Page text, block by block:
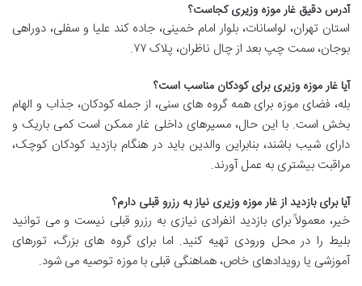
آدرس دقیق غار موزه وزیری کجاست؟
استان تهران، لواسانات، بلوار امام خمینی، جاده کند علیا و سفلی، دوراهی
بوجان، سمت چپ بعد از چال ناظران، پلاک ۷۷.
آیا غار موزه وزیری برای کودکان مناسب است؟
بله، فضای موزه برای همه گروه های سنی، از جمله کودکان، جذاب و الهام
بخش است. با این حال، مسیرهای داخلی غار ممکن است کمی باریک و
دارای شیب باشند، بنابراین والدین باید در هنگام بازدید کودکان کوچک،
مراقبت بیشتری به عمل آورند.
آیا برای بازدید از غار موزه وزیری نیاز به رزرو قبلی دارم؟
خیر، معمولاً برای بازدید انفرادی نیازی به رزرو قبلی نیست و می توانید
بلیط را در محل ورودی تهیه کنید. اما برای گروه های بزرگ، تورهای
آموزشی یا رویدادهای خاص، هماهنگی قبلی با موزه توصیه می شود.